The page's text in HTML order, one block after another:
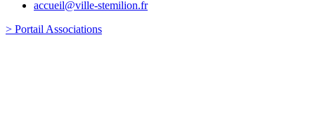
accueil@ville-stemilion.fr
> Portail Associations